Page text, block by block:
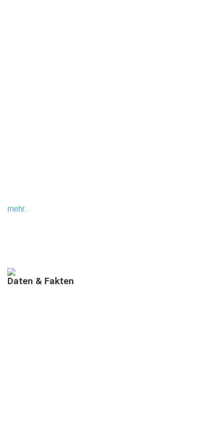
mehr...
Daten & Fakten